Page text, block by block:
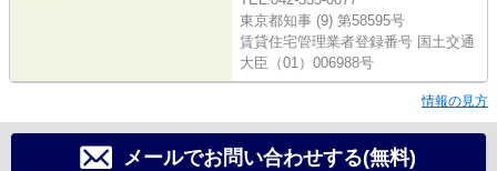
東京都知事 (9) 第58595号
賃貸住宅管理業者登録番号 国土交通
大臣（01）006988号
情報の見方
メールでお問い合わせする(無料)